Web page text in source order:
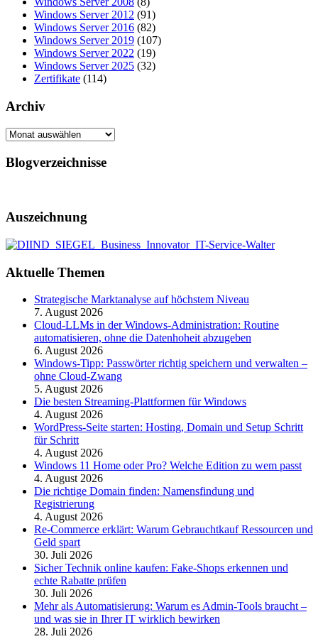
Windows Server 2012 (91)
Windows Server 2016 (82)
Windows Server 2019 (107)
Windows Server 2022 (19)
Windows Server 2025 (32)
Zertifikate (114)
Archiv
Archiv
Blogverzeichnisse
Auszeichnung
Aktuelle Themen
Strategische Marktanalyse auf höchstem Niveau
7. August 2026
Cloud-LLMs in der Windows-Administration: Routine
automatisieren, ohne die Datenhoheit abzugeben
6. August 2026
Windows-Tipp: Passwörter richtig speichern und verwalten –
ohne Cloud-Zwang
5. August 2026
Die besten Streaming-Plattformen für Windows
4. August 2026
WordPress-Seite starten: Hosting, Domain und Setup Schritt
für Schritt
4. August 2026
Windows 11 Home oder Pro? Welche Edition zu wem passt
4. August 2026
Die richtige Domain finden: Namensfindung und
Registrierung
4. August 2026
Re-Commerce erklärt: Warum Gebrauchtkauf Ressourcen und
Geld spart
30. Juli 2026
Sicher Technik online kaufen: Fake-Shops erkennen und
echte Rabatte prüfen
30. Juli 2026
Mehr als Automatisierung: Warum es Admin-Tools braucht –
und was sie in Ihrer IT wirklich bewirken
28. Juli 2026